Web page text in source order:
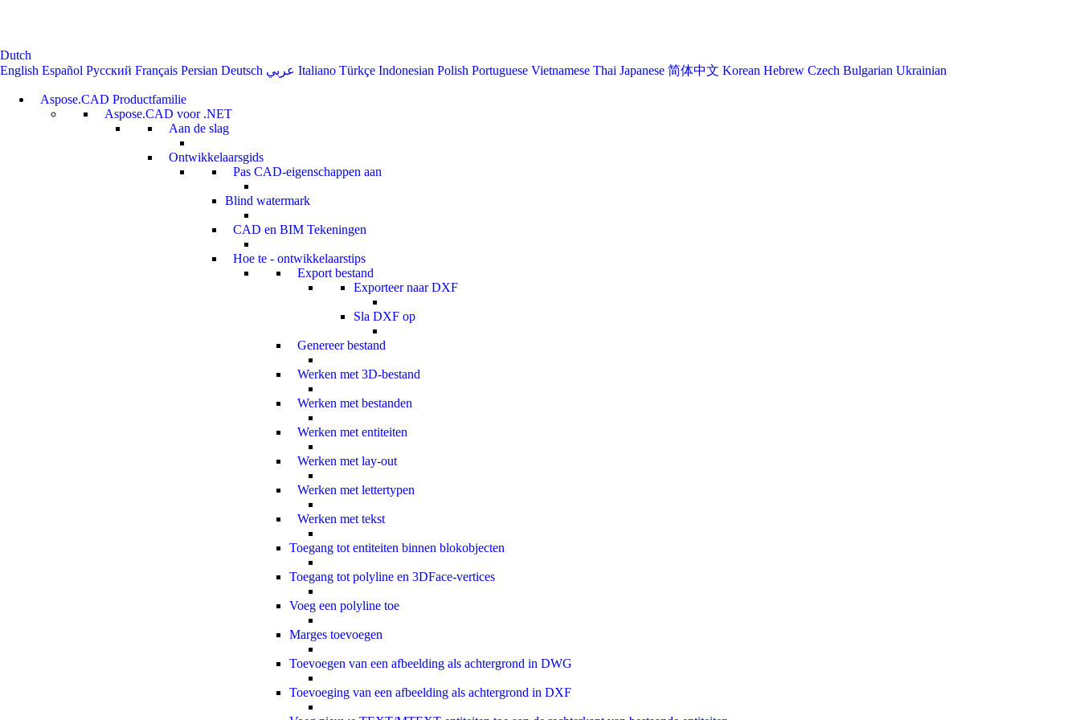
Dutch
English Español Русский Français Persian Deutsch عربي Italiano Türkçe Indonesian Polish Portuguese Vietnamese Thai Japanese 简体中文 Korean Hebrew Czech Bulgarian Ukrainian
Aspose.CAD Productfamilie
Aspose.CAD voor .NET
Ontwikkelaarsgids
Pas CAD-eigenschappen aan
Blind watermark
CAD en BIM Tekeningen
Hoe te - ontwikkelaarstips
Export bestand
Exporteer naar DXF
Sla DXF op
Genereer bestand
Werken met 3D-bestand
Werken met bestanden
Werken met entiteiten
Werken met lay-out
Werken met lettertypen
Werken met tekst
Toegang tot entiteiten binnen blokobjecten
Toegang tot polyline en 3DFace-vertices
Voeg een polyline toe
Marges toevoegen
Toevoegen van een afbeelding als achtergrond in DWG
Toevoeging van een afbeelding als achtergrond in DXF